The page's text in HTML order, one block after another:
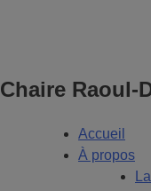
Chaire Raoul-
Accueil
À propos